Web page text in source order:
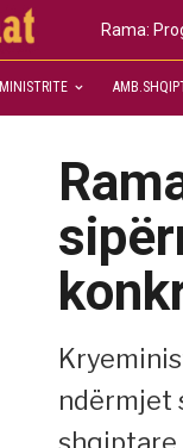
Rama:
MINISTRITE
ndërmjet